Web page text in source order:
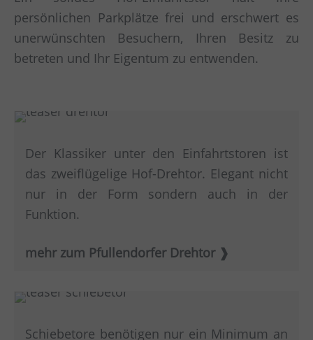
persönlichen Parkplätze frei und erschwert es
unerwünschten Besuchern, Ihren Besitz zu
betreten und Ihr Eigentum zu entwenden.
Der Klassiker unter den Einfahrtstoren ist
das zweiflügelige Hof-Drehtor. Elegant nicht
nur in der Form sondern auch in der
Funktion.
mehr zum Pfullendorfer Drehtor
Schiebetore benötigen nur ein Minimum an